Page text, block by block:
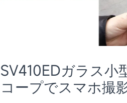
SV410EDガラス小
コープでスマホ撮